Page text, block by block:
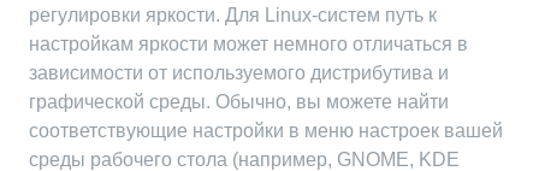
регулировки яркости. Для Linux-систем путь к
настройкам яркости может немного отличаться в
зависимости от используемого дистрибутива и
графической среды. Обычно, вы можете найти
соответствующие настройки в меню настроек вашей
среды рабочего стола (например, GNOME, KDE